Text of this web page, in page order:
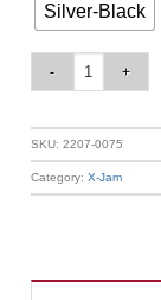
Silver-Black
SKU:2207-0075
Category:X-Jam